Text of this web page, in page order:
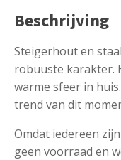
Beschrijving
Steigerhout en
robuuste karakter.
warme sfeer in
trend van dit
Omdat iedereen
geen voorraad en